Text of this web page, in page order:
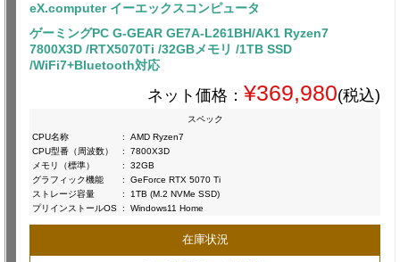
eX.computer イーエックスコンピュータ
ゲーミングPC G-GEAR GE7A-L261BH/AK1 Ryzen7
7800X3D /RTX5070Ti /32GBメモリ /1TB SSD
/WiFi7+Bluetooth対応
ネット価格： ¥369,980(税込)
スペック
CPU名称
:
AMD Ryzen7
CPU型番（周波数）
:
7800X3D
メモリ（標準）
:
32GB
グラフィック機能
:
GeForce RTX 5070 Ti
ストレージ容量
:
1TB (M.2 NVMe SSD)
プリインストールOS : Windows11 Home
在庫状況